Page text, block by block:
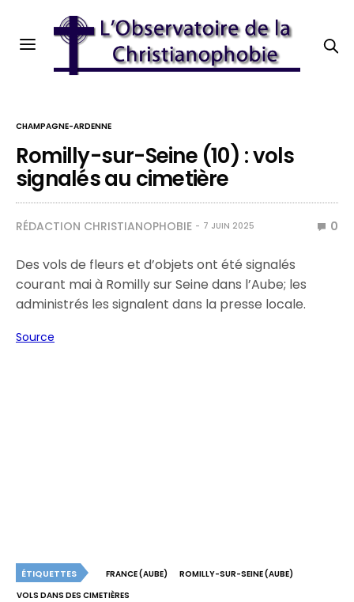
CHAMPAGNE-ARDENNE
Romilly-sur-Seine (10) : vols
signalés au cimetière
RÉDACTION CHRISTIANOPHOBIE 7 JUIN 2025 0
Des vols de fleurs et d’objets ont été signalés
courant mai à Romilly sur Seine dans l’Aube; les
administrés les signalent dans la presse locale.
Source
ÉTIQUETTES FRANCE (AUBE)
ROMILLY-SUR-SEINE (AUBE)
VOLS DANS DES CIMETIÈRES